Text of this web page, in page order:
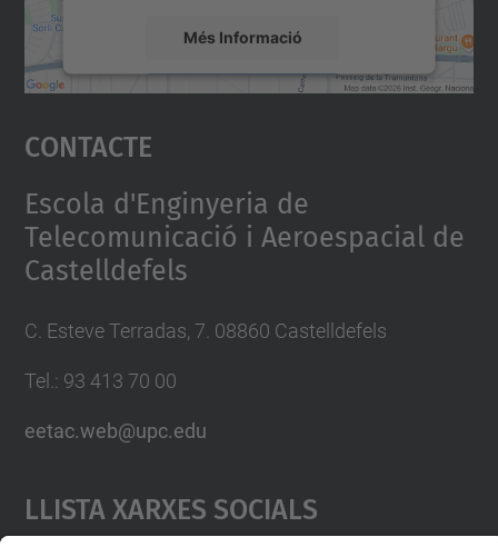
Més Informació
Accepta
powered by
Contacte
Escola d'Enginyeria de
Telecomunicació i Aeroespacial de
Castelldefels
C. Esteve Terradas, 7. 08860 Castelldefels
Tel.: 93 413 70 00
eetac.web@upc.edu
Llista Xarxes Socials